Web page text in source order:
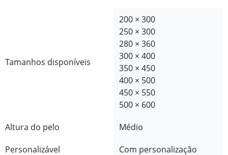
Tamanhos disponíveis
200 × 300
250 × 300
280 × 360
300 × 400
350 × 450
400 × 500
450 × 550
500 × 600
Altura do pelo
Médio
Personalizável
Com personalização